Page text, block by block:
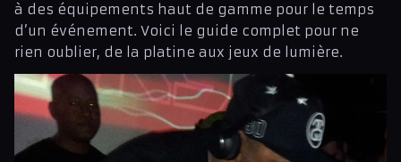
à des équipements haut de gamme pour le temps
d’un événement. Voici le guide complet pour ne
rien oublier, de la platine aux jeux de lumière.